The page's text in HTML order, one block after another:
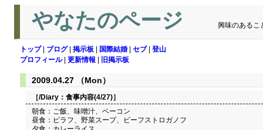
やなたのページ 興味のあるこ
トップ| ブログ| 掲示板 国際結婚 セブ| 登山
プロフィール| 更新情報 旧掲示板
2009.04.27 （Mon）
［/Diary： 食事内容(4/27)］
朝食：ご飯、味噌汁、ベーコン
昼食：ピラフ、野菜スープ、ビーフストロガノフ